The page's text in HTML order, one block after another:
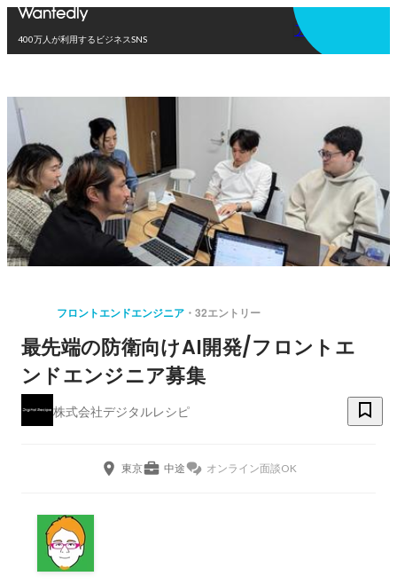
400万人が利用するビジネスSNS
アプリを使う
フロントエンドエンジニア 32エントリー
最先端の防衛向けAI開発/フロントエ
ンドエンジニア募集
株式会社デジタルレシピ
東京 中途 オンライン面談OK